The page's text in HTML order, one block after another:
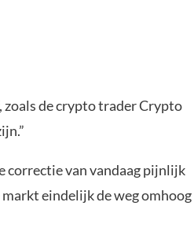
de crypto trader Crypto
correctie van vandaag pijnlijk
eindelijk de weg omhoog